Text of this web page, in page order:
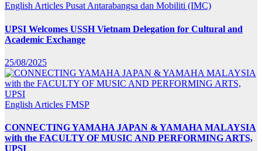
English Articles Pusat Antarabangsa dan Mobiliti (IMC)
UPSI Welcomes USSH Vietnam Delegation for Cultural and
Academic Exchange
25/08/2025
English Articles FMSP
CONNECTING YAMAHA JAPAN & YAMAHA MALAYSIA
with the FACULTY OF MUSIC AND PERFORMING ARTS,
UPSI